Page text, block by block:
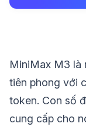
MiniMax M3 là
tiên phong với
token. Con số
cung cấp cho